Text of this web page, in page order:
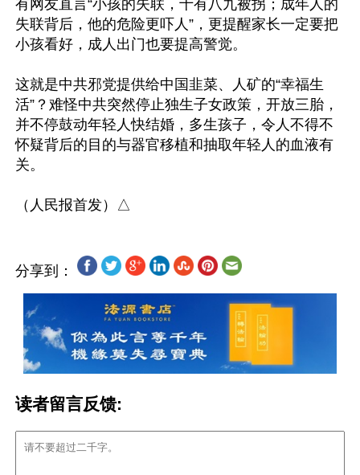
有网友直言“小孩的失联，十有八九被拐；成年人的
失联背后，他的危险更吓人”，更提醒家长一定要把
小孩看好，成人出门也要提高警觉。
这就是中共邪党提供给中国韭菜、人矿的“幸福生
活”？难怪中共突然停止独生子女政策，开放三胎，
并不停鼓动年轻人快结婚，多生孩子，令人不得不
怀疑背后的目的与器官移植和抽取年轻人的血液有
关。
分享到：
读者留言反馈: